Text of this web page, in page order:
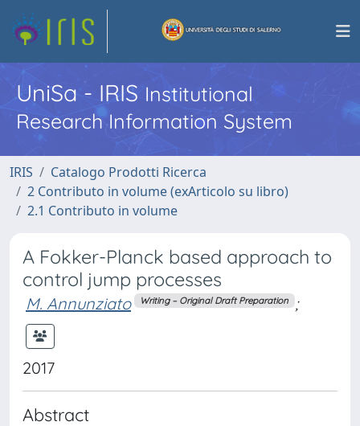
UniSa - IRISInstitutional
Research Information System
IRIS
Catalogo Prodotti Ricerca
2 Contributo in volume (exArticolo su libro)
2.1 Contributo in volume
A Fokker-Planck based approach to
control jump processes
M. Annunziato Writing – Original Draft Preparation ;
2017
Abstract